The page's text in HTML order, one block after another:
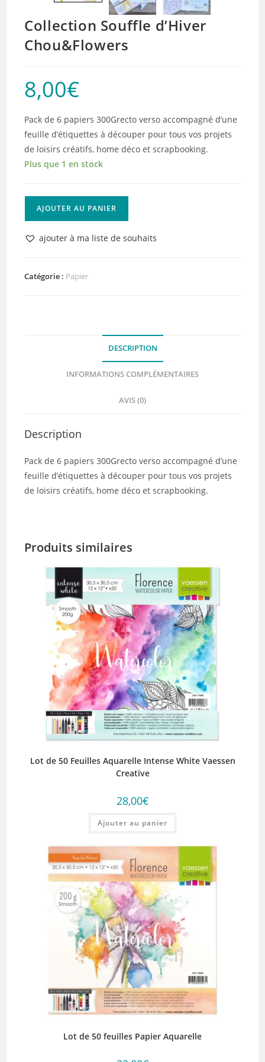
Collection Souffle d’Hiver
Chou&Flowers
8,00€
Pack de 6 papiers 300Grecto verso accompagné d’une
feuille d’étiquettes à découper pour tous vos projets
de loisirs créatifs, home déco et scrapbooking.
Plus que 1 en stock
Souffle
Chou&Flowers
AJOUTER AU PANIER
ajouter à ma liste de souhaits
Catégorie : Papier
DESCRIPTION
INFORMATIONS COMPLÉMENTAIRES
AVIS (0)
Description
Pack de 6 papiers 300Grecto verso accompagné d’une
feuille d’étiquettes à découper pour tous vos projets
de loisirs créatifs, home déco et scrapbooking.
Produits similaires
Lot de 50 Feuilles Aquarelle Intense White Vaessen
Creative
28,00€
Ajouter au panier
Lot de 50 feuilles Papier Aquarelle